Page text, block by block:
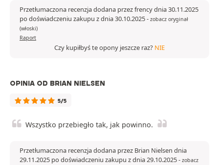
Przetłumaczona recenzja dodana przez frency dnia 30.11.2025
po doświadczeniu zakupu z dnia 30.10.2025- zobacz oryginał
(włoski)
Raport
Czy kupiłbyś te opony jeszcze raz? NIE
OPINIA OD BRIAN NIELSEN
5/5
Wszystko przebiegło tak, jak powinno.
Przetłumaczona recenzja dodana przez Brian Nielsen dnia
29.11.2025 po doświadczeniu zakupu z dnia 29.10.2025- zobacz